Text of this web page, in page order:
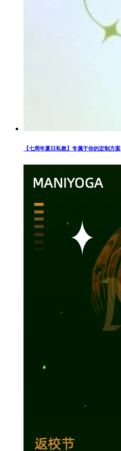
【七周年夏日私教】专属于你的定制方案